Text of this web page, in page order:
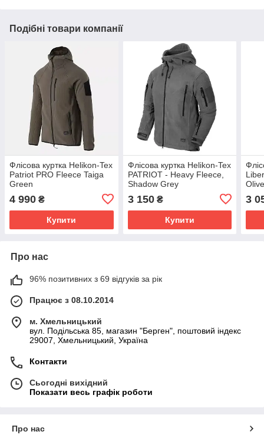
Подібні товари компанії
Флісова куртка Helikon-Tex
Patriot PRO Fleece Taiga
Green
4 990 ₴
Купити
Флісова куртка Helikon-Tex
PATRIOT - Heavy Fleece,
Shadow Grey
3 150₴
Купити
3
Про нас
96% позитивних з 69 відгуків за рік
Працює з 08.10.2014
м. Хмельницький
вул. Подільська 85, магазин "Берген", поштовий індекс
29007, Хмельницький, Україна
Контакти
Сьогодні вихідний
Показати весь графік роботи
Про нас